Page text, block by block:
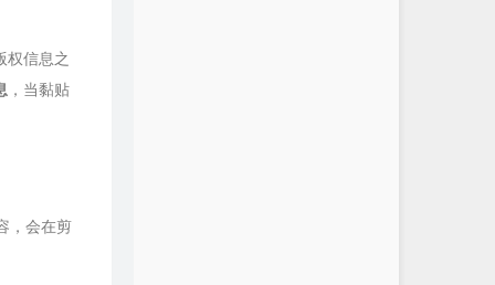
权信息之
，当黏贴
，会在剪